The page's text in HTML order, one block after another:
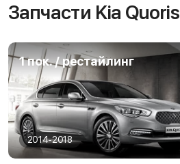
Запчасти Kia Quoris
1 пок. / рестайлинг
2014-2018